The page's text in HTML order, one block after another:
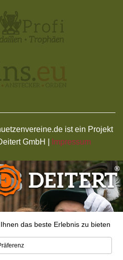
ist ein Projekt
GmbH |
Impressum
das beste Erlebnis zu bieten